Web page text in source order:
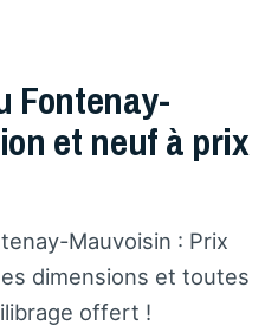
Fontenay-
et neuf à prix
Mauvoisin : Prix
dimensions et toutes
offert !